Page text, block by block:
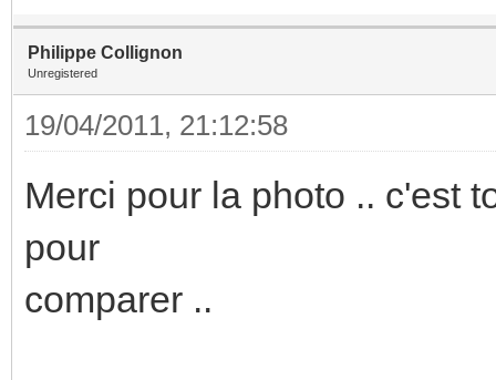
Philippe Collignon
Unregistered
19/04/2011, 21:12:58
Merci pour la photo .. c'est
pour
comparer ..